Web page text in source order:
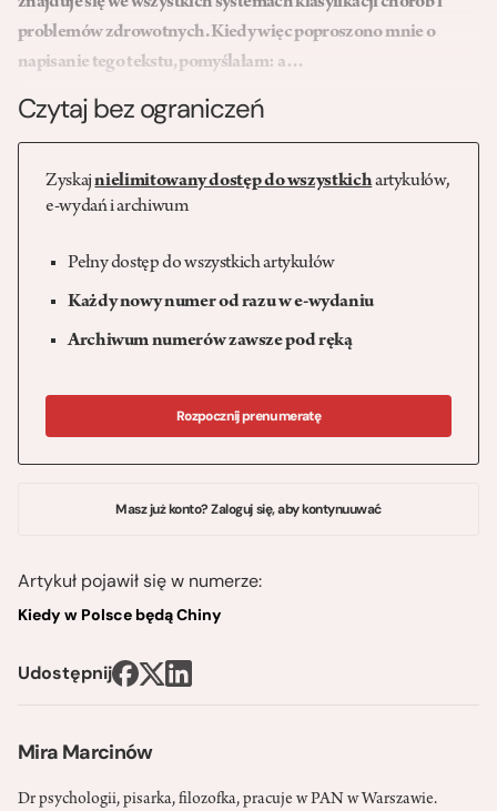
Mira Marcinów
Dr psychologii, pisarka, filozofka, pracuje w PAN w Warszawie.
problemów zdrowotnych. Kiedy więc poproszono mnie o
napisanie tego tekstu, pomyślałam: a…
Czytaj bez ograniczeń
Zyskajnielimitowany dostęp do wszystkichartykułów,
e-wydań i archiwum
Pełny dostęp do wszystkich artykułów
Każdy nowy numer od razu w e-wydaniu
Archiwum numerów zawsze pod ręką
Rozpocznij prenumeratę
Masz już konto? Zaloguj się, aby kontynuuwać
Artykuł pojawił się w numerze:
Kiedy w Polsce będą Chiny
Udostępnij